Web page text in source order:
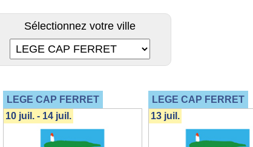
Sélectionnez votre ville
LEGE CAP FERRET
10 juil. - 14 juil.
LEGE CAP FERRET
13 juil.